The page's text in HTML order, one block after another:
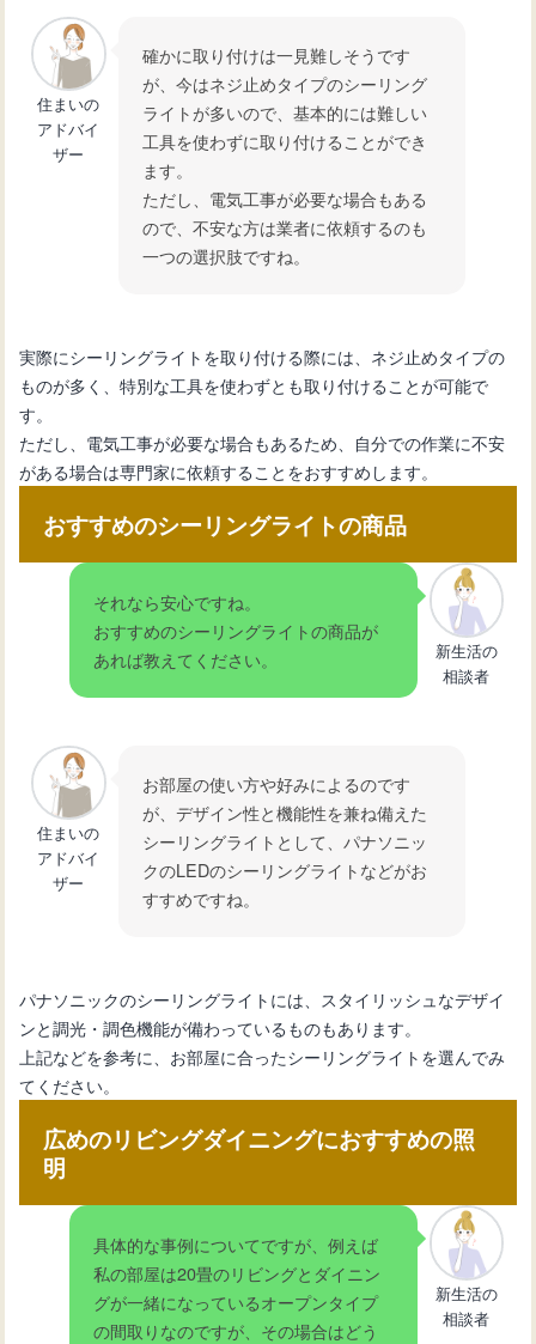
住まいの
アドバイ
ザー
確かに取り付けは一見難しそうです
が、今はネジ止めタイプのシーリング
ライトが多いので、基本的には難しい
工具を使わずに取り付けることができ
ます。
ただし、電気工事が必要な場合もある
ので、不安な方は業者に依頼するのも
一つの選択肢ですね。
実際にシーリングライトを取り付ける際には、ネジ止めタイプの
ものが多く、特別な工具を使わずとも取り付けることが可能で
す。
ただし、電気工事が必要な場合もあるため、自分での作業に不安
がある場合は専門家に依頼することをおすすめします。
おすすめのシーリングライトの商品
それなら安心ですね。
おすすめのシーリングライトの商品が
あれば教えてください。
新生活の
相談者
住まいの
アドバイ
ザー
お部屋の使い方や好みによるのです
が、デザイン性と機能性を兼ね備えた
シーリングライトとして、パナソニッ
クのLEDのシーリングライトなどがお
すすめですね。
パナソニックのシーリングライトには、スタイリッシュなデザイ
ンと調光・調色機能が備わっているものもあります。
上記などを参考に、お部屋に合ったシーリングライトを選んでみ
てください。
広めのリビングダイニングにおすすめの照
明
具体的な事例についてですが、例えば
私の部屋は20畳のリビングとダイニン
グが一緒になっているオープンタイプ
の間取りなのですが、その場合はどう
新生活の
相談者